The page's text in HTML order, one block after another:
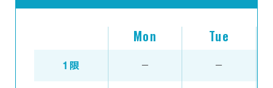
Mon Tue
1限 ー ー